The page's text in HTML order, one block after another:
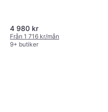
4 980 kr
Från 1 716 kr/mån
9+ butiker